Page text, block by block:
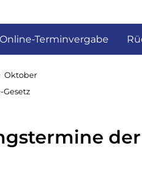
Online-Terminvergabe
Oktober
der